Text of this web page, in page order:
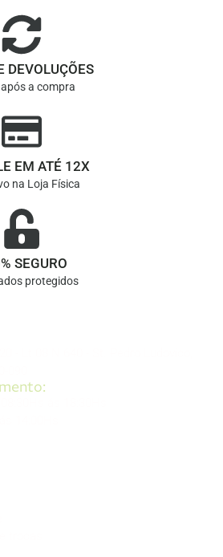
DEVOLUÇÕES
a compra
EM ATÉ 12X
na Loja Física
SEGURO
protegidos